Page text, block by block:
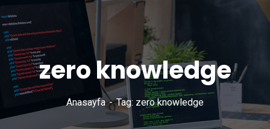
zero knowledge
Anasayfa Tag: zero knowledge